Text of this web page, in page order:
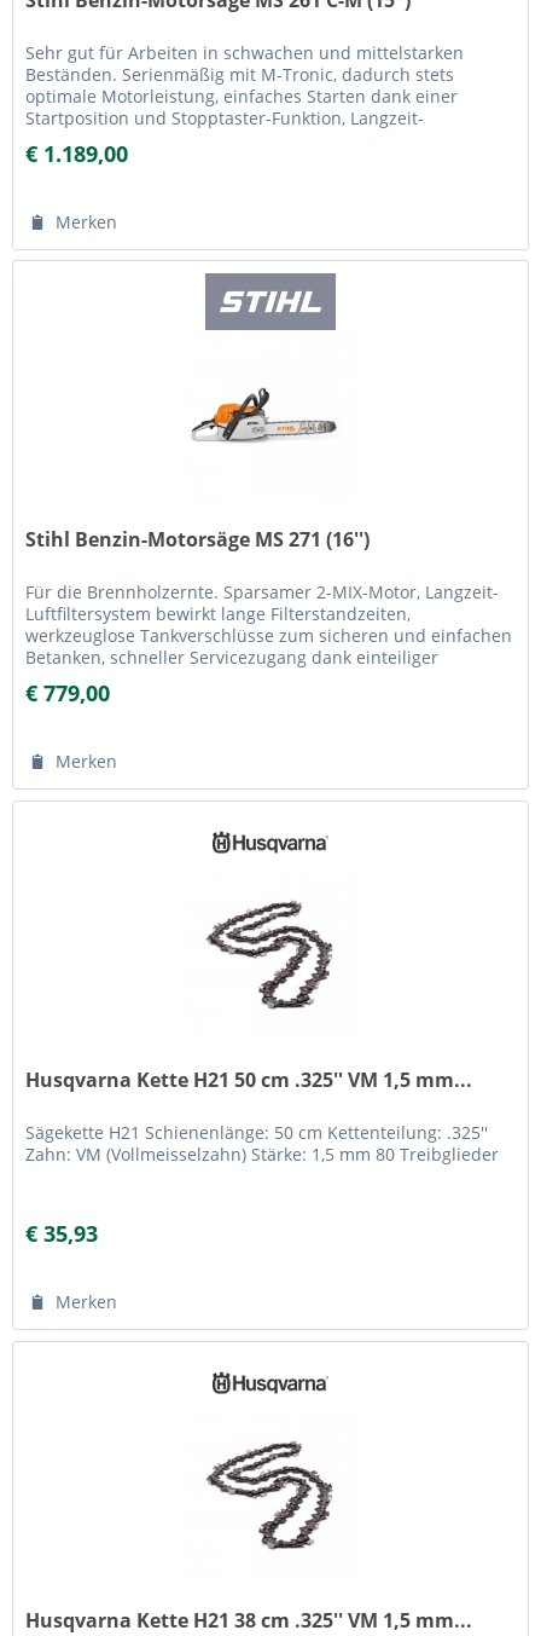
Sehr gut für Arbeiten in schwachen und mittelstarken
Beständen. Serienmäßig mit M-Tronic, dadurch stets
optimale Motorleistung, einfaches Starten dank einer
Startposition und Stopptaster-Funktion, Langzeit-
€ 1.189,00
Merken
Stihl Benzin-Motorsäge MS 271 (16'')
Für die Brennholzernte. Sparsamer 2-MIX-Motor, Langzeit-
Luftfiltersystem bewirkt lange Filterstandzeiten,
werkzeuglose Tankverschlüsse zum sicheren und einfachen
Betanken, schneller Servicezugang dank einteiliger
€ 779,00
Merken
Husqvarna Kette H21 50 cm .325'' VM 1,5 mm...
Sägekette H21 Schienenlänge: 50 cm Kettenteilung: .325''
Zahn: VM (Vollmeisselzahn) Stärke: 1,5 mm 80 Treibglieder
€ 35,93
Merken
Husqvarna Kette H21 38 cm .325'' VM 1,5 mm...